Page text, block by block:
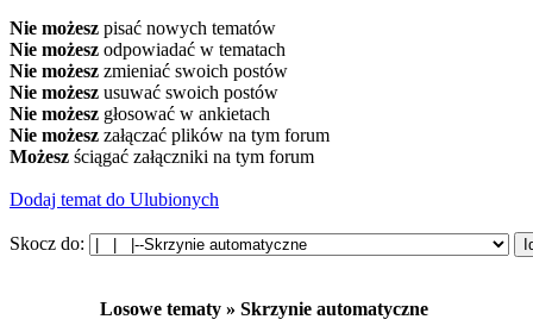
Nie możesz pisać nowych tematów
Nie możesz odpowiadać w tematach
Nie możesz zmieniać swoich postów
Nie możesz usuwać swoich postów
Nie możesz głosować w ankietach
Nie możesz załączać plików na tym forum
Możesz ściągać załączniki na tym forum
Dodaj temat do Ulubionych
Skocz do:
Losowe tematy » Skrzynie automatyczne